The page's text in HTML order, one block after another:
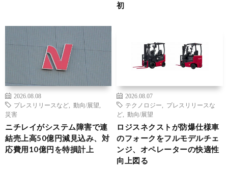
初
2026.08.08
プレスリリースなど
動向/展望
災害
ニチレイがシステム障害で連
結売上高50億円減見込み、対
応費用10億円を特損計上
2026.08.07
テクノロジー
プレスリリースな
ど
動向/展望
ロジスネクストが防爆仕様車
のフォークをフルモデルチェ
ンジ、オペレーターの快適性
向上図る